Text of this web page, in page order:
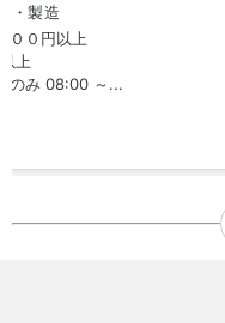
製造
０円以上
み 08:00 ～...